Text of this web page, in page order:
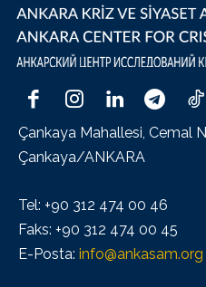
Çankaya Mahallesi, Cemal
Çankaya/ANKARA
Tel: +90 312 474 00 46
Faks: +90 312 474 00 45
E-Posta: info@ankasam.org